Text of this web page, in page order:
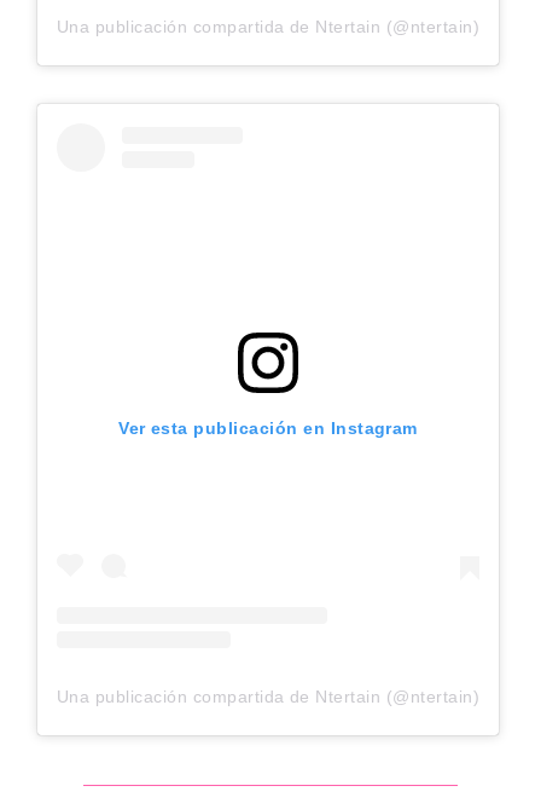
Una publicación compartida de Ntertain (@ntertain)
Ver esta publicación en Instagram
Una publicación compartida de Ntertain (@ntertain)